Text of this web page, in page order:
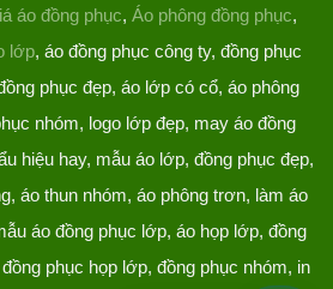
áo đồng phục, Áo phông đồng phục,
lớp, áo đồng phục công ty, đồng phục
phục đẹp, áo lớp có cổ, áo phông
nhóm, logo lớp đẹp, may áo đồng
hiệu hay, mẫu áo lớp, đồng phục đẹp,
áo thun nhóm, áo phông trơn, làm áo
áo đồng phục lớp, áo họp lớp, đồng
phục họp lớp, đồng phục nhóm, in